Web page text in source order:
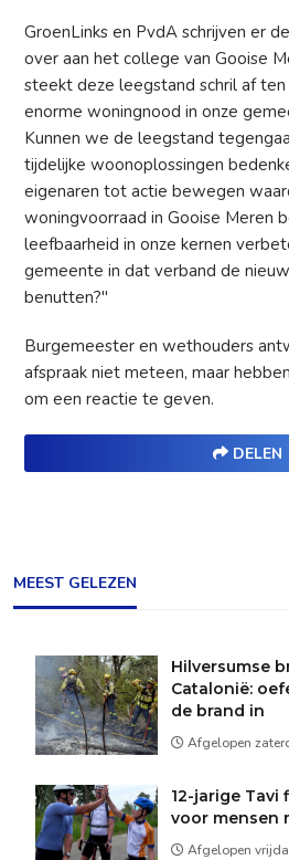
GroenLinks en PvdA schrijven er
over aan het college van Gooise
steekt deze leegstand schril af
enorme woningnood in onze
Kunnen we de leegstand
tijdelijke woonoplossingen
eigenaren tot actie bewegen
woningvoorraad in Gooise Meren
leefbaarheid in onze kernen
gemeente in dat verband de
benutten?"
Burgemeester en wethouders
afspraak niet meteen, maar
om een reactie te geven.
DELEN
MEEST GELEZEN
Hilversumse
Catalonië:
de brand in
Afgelopen
12-jarige Tavi
voor mensen
Afgelopen